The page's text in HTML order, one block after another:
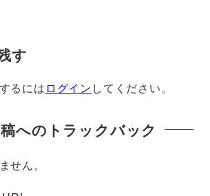
す
るには ログイン してください。
へのトラックバック
せん。